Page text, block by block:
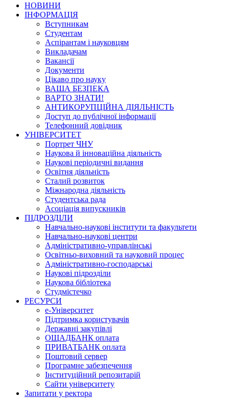
НОВИНИ
ІНФОРМАЦІЯ
Вступникам
Студентам
Аспірантам і науковцям
Викладачам
Вакансії
Документи
Цікаво про науку
ВАША БЕЗПЕКА
ВАРТО ЗНАТИ!
АНТИКОРУПЦІЙНА ДІЯЛЬНІСТЬ
Доступ до публічної інформації
Телефонний довідник
УНІВЕРСИТЕТ
Портрет ЧНУ
Наукова й інноваційна діяльність
Наукові періодичні видання
Освітня діяльність
Сталий розвиток
Міжнародна діяльність
Студентська рада
Асоціація випускників
ПІДРОЗДІЛИ
Навчально-наукові інститути та факультети
Навчально-наукові центри
Адміністративно-управлінські
Освітньо-виховний та науковий процес
Адміністративно-господарські
Наукові підрозділи
Наукова бібліотека
Студмістечко
РЕСУРСИ
е-Університет
Підтримка користувачів
Державні закупівлі
ОЩАДБАНК оплата
ПРИВАТБАНК оплата
Поштовий сервер
Програмне забезпечення
Інституційний репозитарій
Сайти університету
Запитати у ректора